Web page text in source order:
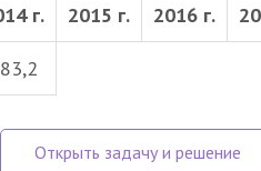
г. 2015 г. 2016 г.